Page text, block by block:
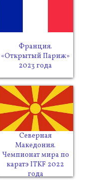
Франция.
«Открытый Париж»
2023 года
Северная
Македония.
Чемпионат мира по
каратэ ITKF 2022
года